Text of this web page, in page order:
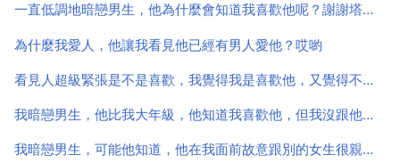
一直低調地暗戀男生，他為什麼會知道我喜歡他呢？謝謝塔羅占卜 聖盃侍衛逆位權杖9正
為什麼我愛人，他讓我看見他已經有男人愛他？哎喲
看見人超級緊張是不是喜歡，我覺得我是喜歡他，又覺得不是，好混亂啊，想這個問題想了好久了，好累啊
我暗戀男生，他比我大年級，他知道我喜歡他，但我沒跟他告白，我真的不知道這麼辦
我暗戀男生，可能他知道，他在我面前故意跟別的女生很親密，是想讓我吃醋還是拒絕我？求解啊